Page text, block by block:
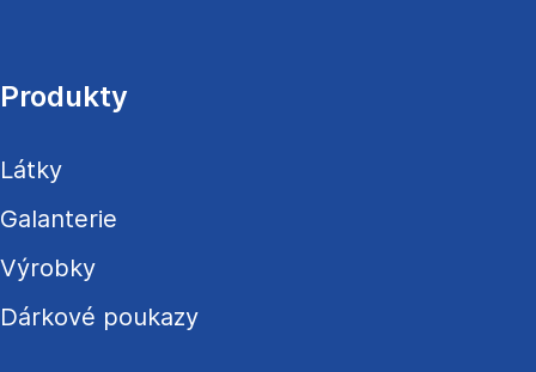
a
í
Produkty
Látky
Galanterie
Výrobky
Dárkové poukazy